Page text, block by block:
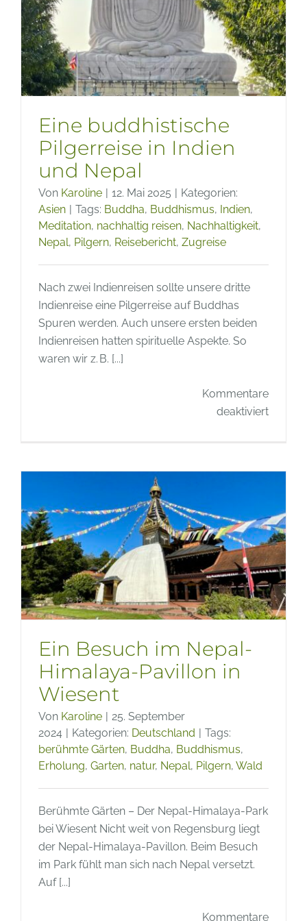
Eine buddhistische
Pilgerreise in Indien
und Nepal
Von Karoline | 12. Mai 2025 | Kategorien:
Asien | Tags: Buddha, Buddhismus, Indien,
Meditation, nachhaltig reisen, Nachhaltigkeit,
Nepal, Pilgern, Reisebericht, Zugreise
Nach zwei Indienreisen sollte unsere dritte
Indienreise eine Pilgerreise auf Buddhas
Spuren werden. Auch unsere ersten beiden
Indienreisen hatten spirituelle Aspekte. So
waren wir z. B. [...]
Kommentare
deaktiviertfür
und
Nepal
Ein Besuch im Nepal-
Himalaya-Pavillon in
Wiesent
Von Karoline | 25. September
2024 | Kategorien: Deutschland | Tags:
berühmte Gärten, Buddha, Buddhismus,
Erholung, Garten, natur, Nepal, Pilgern, Wald
Berühmte Gärten – Der Nepal-Himalaya-Park
bei Wiesent Nicht weit von Regensburg liegt
der Nepal-Himalaya-Pavillon. Beim Besuch
im Park fühlt man sich nach Nepal versetzt.
Auf [...]
Kommentare